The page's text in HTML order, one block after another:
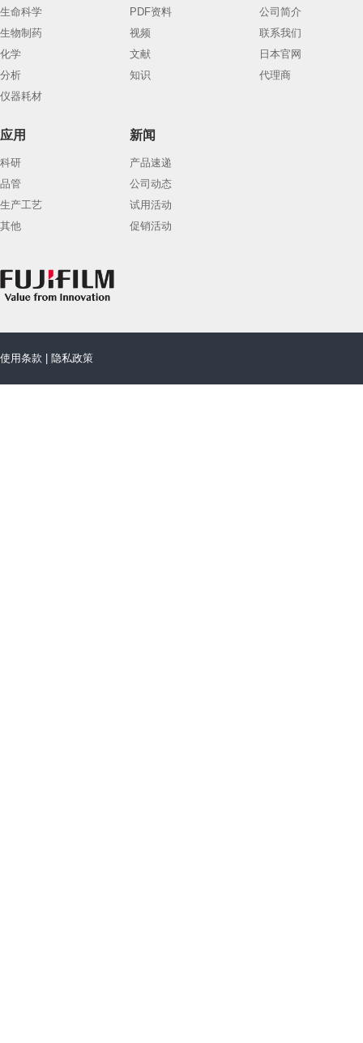
生命科学
生物制药
化学
分析
仪器耗材
PDF资料
视频
文献
知识
公司简介
联系我们
日本官网
代理商
应用
科研
品管
生产工艺
其他
新闻
产品速递
公司动态
试用活动
促销活动
使用条款 隐私政策